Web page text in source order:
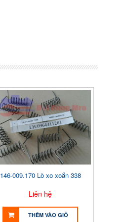
146-009.170 Lò xo xoắn 338
Liên hệ
THÊM VÀO GIỎ